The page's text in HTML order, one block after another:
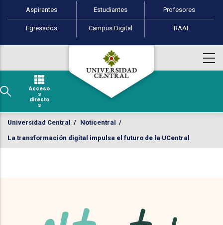
Pasar al contenido principal
Perfiles de usuario
Aspirantes Estudiantes Profesores
Egresados Campus Digital RAAI
Acceso
s
directo
s
Universidad Central / Noticentral /
La transformación digital impulsa el futuro de la UCentral